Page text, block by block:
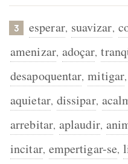
3 esperar, suavizar,
amenizar, adoçar,
desapoquentar, mitigar,
aquietar, dissipar,
arrebitar, aplaudir,
incitar, empertigar-se,